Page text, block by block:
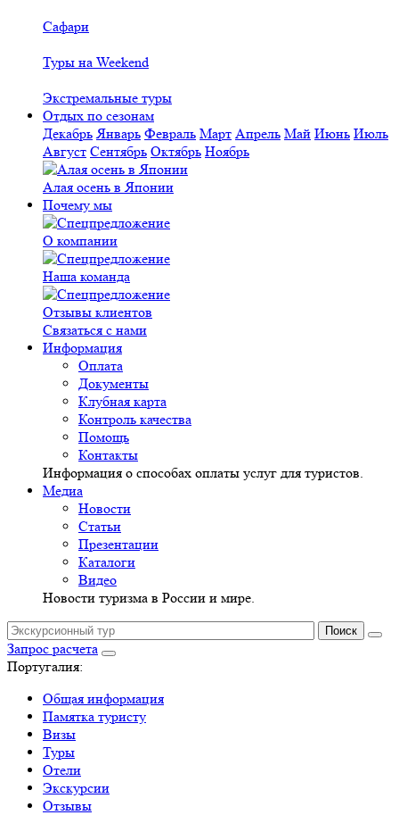
Сафари
Туры на Weekend
Экстремальные туры
Отдых по сезонам
Декабрь Январь Февраль Март Апрель Май Июнь Июль
Август Сентябрь Октябрь Ноябрь
Алая осень в Японии
Почему мы
О компании
Наша команда
Отзывы клиентов
Связаться с нами
Информация
Оплата
Документы
Клубная карта
Контроль качества
Помощь
Контакты
Информация о способах оплаты услуг для туристов.
Медиа
Новости
Статьи
Презентации
Каталоги
Видео
Новости туризма в России и мире.
Запрос расчета
Португалия:
Общая информация
Памятка туристу
Визы
Туры
Отели
Экскурсии
Отзывы